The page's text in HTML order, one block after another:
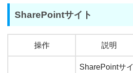
SharePointサイト
操作 説明
SharePointサイ